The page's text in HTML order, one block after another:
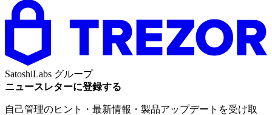
SatoshiLabs グループ
ニュースレターに登録する
自己管理のヒント・最新情報・製品アップデートを受け取